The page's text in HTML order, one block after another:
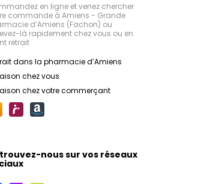
en ligne et venez chercher
commande à Amiens - Grande
d’Amiens (Fachon) ou
là rapidement chez vous ou en
retrait
dans la pharmacie d’Amiens
chez vous
chez votre commerçant
nous sur vos réseaux